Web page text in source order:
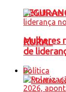
RURAL
Mulheres
de
Política